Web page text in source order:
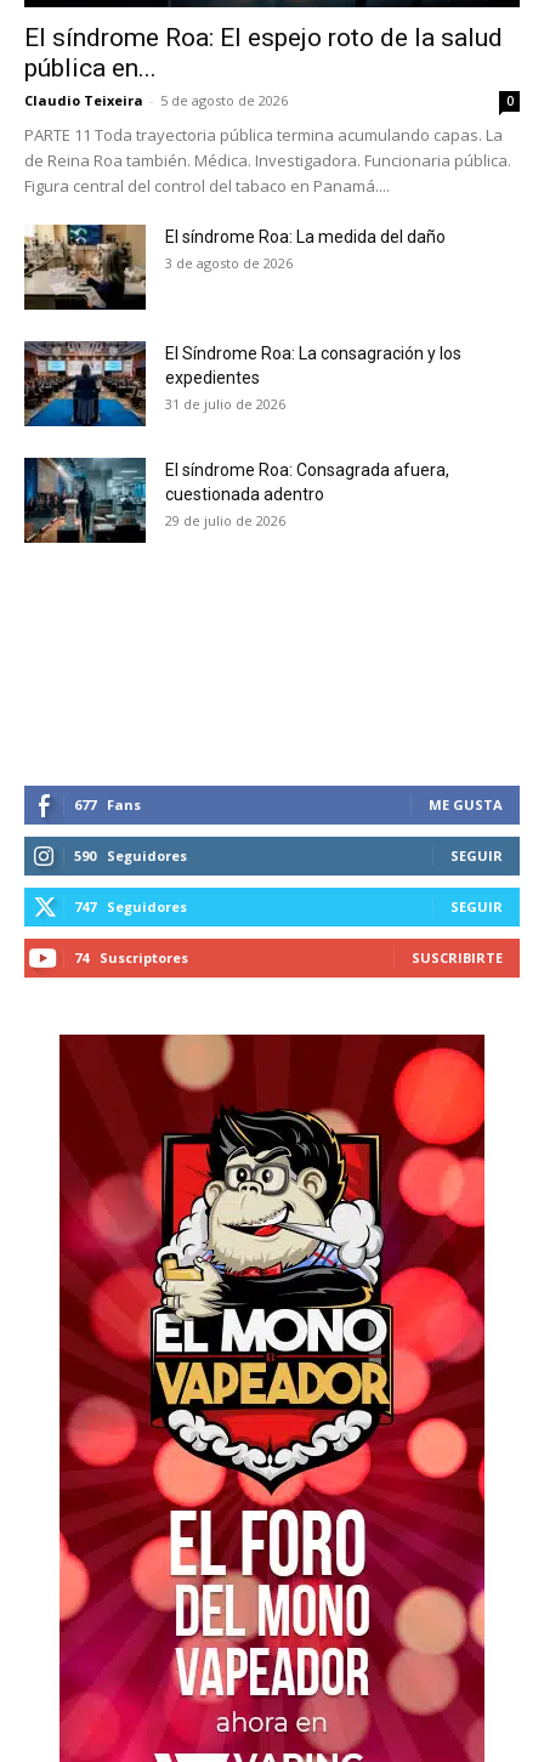
El síndrome Roa: El espejo roto de la salud
pública en...
Claudio Teixeira - 5 de agosto de 2026 0
PARTE 11 Toda trayectoria pública termina acumulando capas. La
de Reina Roa también. Médica. Investigadora. Funcionaria pública.
Figura central del control del tabaco en Panamá....
El síndrome Roa: La medida del daño
3 de agosto de 2026
El Síndrome Roa: La consagración y los
expedientes
31 de julio de 2026
El síndrome Roa: Consagrada afuera,
cuestionada adentro
29 de julio de 2026
677 Fans ME GUSTA
590 Seguidores SEGUIR
747 Seguidores SEGUIR
74 Suscriptores SUSCRIBIRTE